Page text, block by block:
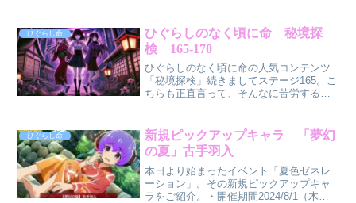
獲得できるガチャです。注意しなくては
いけないの...
ひぐらし命
ひぐらしのなく頃に命 秘境探
検 165-170
ひぐらしのなく頃に命の人気コンテンツ
「秘境探検」続きましてステージ165。こ
ちらも正直言って、そんなに苦労するこ
高火力。前者があれば必然的に高火力キ
ャラですので。私は、「...
ひぐらし命
新規ピックアップキャラ 「夢幻
の夏」古手羽入
本日より始まったイベント「夏色ゼネレ
ーション」。その新規ピックアップキャ
ラをご紹介。・開催期間2024/8/1（木）